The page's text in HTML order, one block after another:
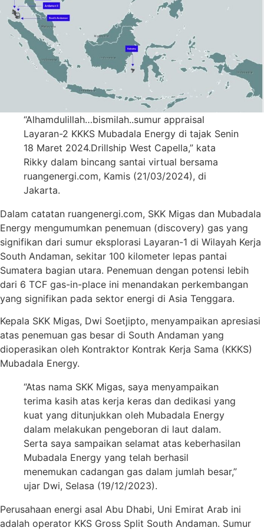
“Alhamdulillah…bismilah..sumur appraisal
Layaran-2 KKKS Mubadala Energy di tajak Senin
18 Maret 2024.Drillship West Capella,” kata
Rikky dalam bincang santai virtual bersama
ruangenergi.com, Kamis (21/03/2024), di
Jakarta.
Dalam catatan ruangenergi.com, SKK Migas dan Mubadala
Energy mengumumkan penemuan (discovery) gas yang
signifikan dari sumur eksplorasi Layaran-1 di Wilayah Kerja
South Andaman, sekitar 100 kilometer lepas pantai
Sumatera bagian utara. Penemuan dengan potensi lebih
dari 6 TCF gas-in-place ini menandakan perkembangan
yang signifikan pada sektor energi di Asia Tenggara.
Kepala SKK Migas, Dwi Soetjipto, menyampaikan apresiasi
atas penemuan gas besar di South Andaman yang
dioperasikan oleh Kontraktor Kontrak Kerja Sama (KKKS)
Mubadala Energy.
“Atas nama SKK Migas, saya menyampaikan
terima kasih atas kerja keras dan dedikasi yang
kuat yang ditunjukkan oleh Mubadala Energy
dalam melakukan pengeboran di laut dalam.
Serta saya sampaikan selamat atas keberhasilan
Mubadala Energy yang telah berhasil
menemukan cadangan gas dalam jumlah besar,”
ujar Dwi, Selasa (19/12/2023).
Perusahaan energi asal Abu Dhabi, Uni Emirat Arab ini
adalah operator KKS Gross Split South Andaman. Sumur